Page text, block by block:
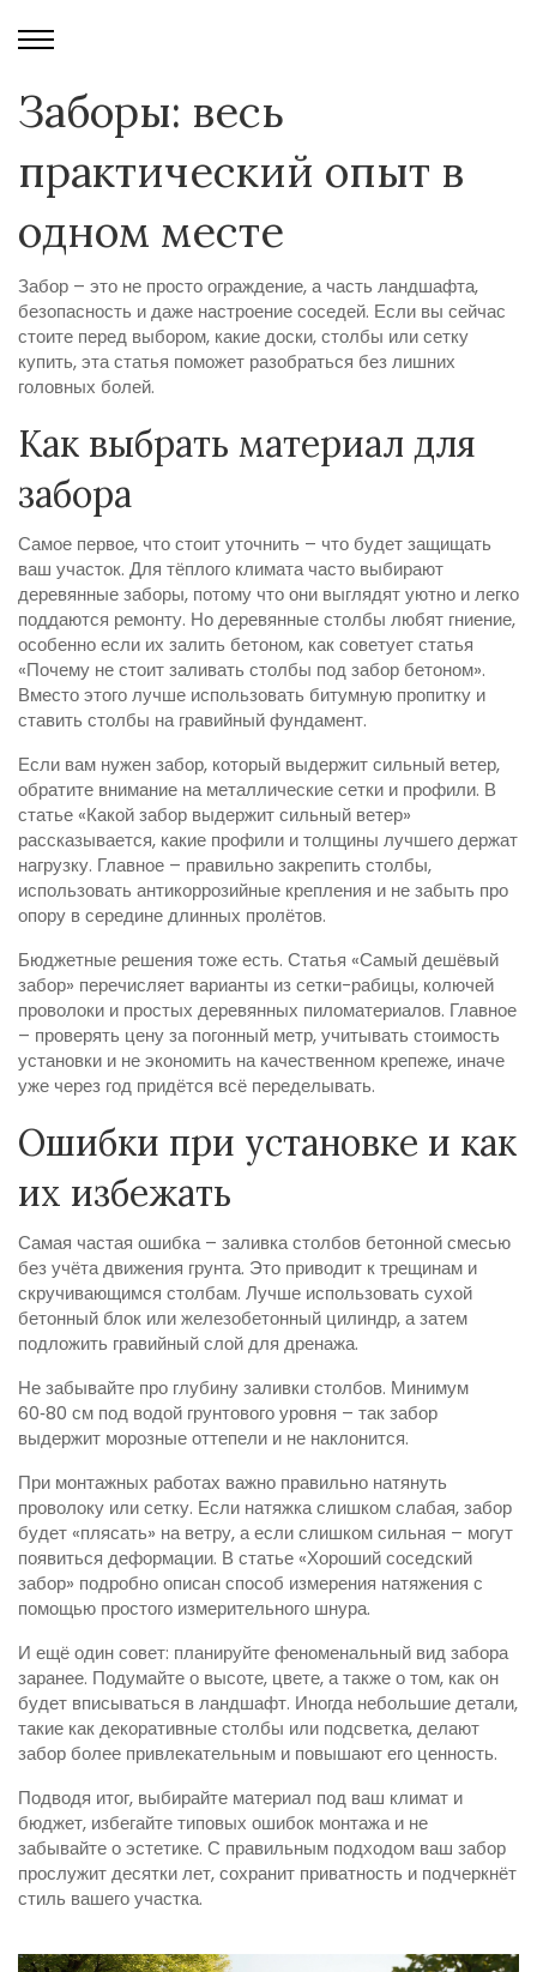
Заборы: весь
практический опыт в
одном месте
Забор – это не просто ограждение, а часть ландшафта,
безопасность и даже настроение соседей. Если вы сейчас
стоите перед выбором, какие доски, столбы или сетку
купить, эта статья поможет разобраться без лишних
головных болей.
Как выбрать материал для
забора
Самое первое, что стоит уточнить – что будет защищать
ваш участок. Для тёплого климата часто выбирают
деревянные заборы, потому что они выглядят уютно и легко
поддаются ремонту. Но деревянные столбы любят гниение,
особенно если их залить бетоном, как советует статья
«Почему не стоит заливать столбы под забор бетоном».
Вместо этого лучше использовать битумную пропитку и
ставить столбы на гравийный фундамент.
Если вам нужен забор, который выдержит сильный ветер,
обратите внимание на металлические сетки и профили. В
статье «Какой забор выдержит сильный ветер»
рассказывается, какие профили и толщины лучшего держат
нагрузку. Главное – правильно закрепить столбы,
использовать антикоррозийные крепления и не забыть про
опору в середине длинных пролётов.
Бюджетные решения тоже есть. Статья «Самый дешёвый
забор» перечисляет варианты из сетки-рабицы, колючей
проволоки и простых деревянных пиломатериалов. Главное
– проверять цену за погонный метр, учитывать стоимость
установки и не экономить на качественном крепеже, иначе
уже через год придётся всё переделывать.
Ошибки при установке и как
их избежать
Самая частая ошибка – заливка столбов бетонной смесью
без учёта движения грунта. Это приводит к трещинам и
скручивающимся столбам. Лучше использовать сухой
бетонный блок или железобетонный цилиндр, а затем
подложить гравийный слой для дренажа.
Не забывайте про глубину заливки столбов. Минимум
60‑80 см под водой грунтового уровня – так забор
выдержит морозные оттепели и не наклонится.
При монтажных работах важно правильно натянуть
проволоку или сетку. Если натяжка слишком слабая, забор
будет «плясать» на ветру, а если слишком сильная – могут
появиться деформации. В статье «Хороший соседский
забор» подробно описан способ измерения натяжения с
помощью простого измерительного шнура.
И ещё один совет: планируйте феноменальный вид забора
заранее. Подумайте о высоте, цвете, а также о том, как он
будет вписываться в ландшафт. Иногда небольшие детали,
такие как декоративные столбы или подсветка, делают
забор более привлекательным и повышают его ценность.
Подводя итог, выбирайте материал под ваш климат и
бюджет, избегайте типовых ошибок монтажа и не
забывайте о эстетике. С правильным подходом ваш забор
прослужит десятки лет, сохранит приватность и подчеркнёт
стиль вашего участка.